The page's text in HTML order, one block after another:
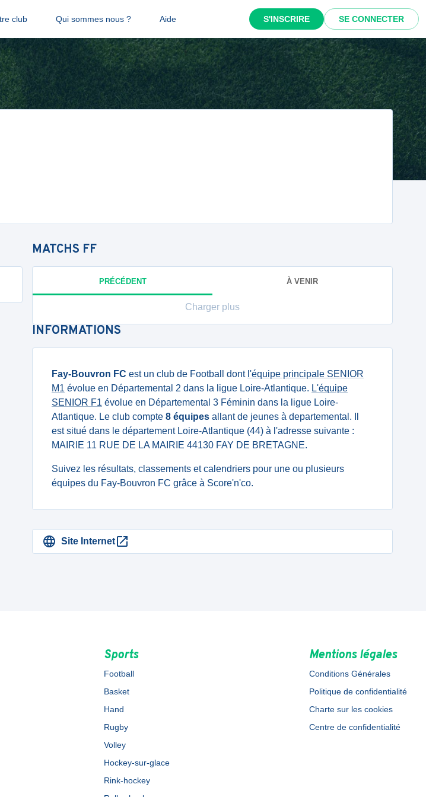
club Qui sommes nous ? Aide S'INSCRIRE SE CONNECTER
MATCHS FF
PRÉCÉDENT À VENIR
Charger plus
INFORMATIONS
Fay-Bouvron FC est un club de Football dont l'équipe principale SENIOR
M1 évolue en Départemental 2 dans la ligue Loire-Atlantique. L'équipe
SENIOR F1 évolue en Départemental 3 Féminin dans la ligue Loire-
Atlantique. Le club compte 8 équipes allant de jeunes à departemental. Il
est situé dans le département Loire-Atlantique (44) à l'adresse suivante :
MAIRIE 11 RUE DE LA MAIRIE 44130 FAY DE BRETAGNE.
Suivez les résultats, classements et calendriers pour une ou plusieurs
équipes du Fay-Bouvron FC grâce à Score'n'co.
Site Internet
Sports
Football
Basket
Hand
Rugby
Volley
Hockey-sur-glace
Rink-hockey
Mentions légales
Conditions Générales
Politique de confidentialité
Charte sur les cookies
Centre de confidentialité